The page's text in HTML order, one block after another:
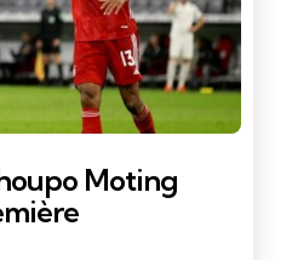
Moting